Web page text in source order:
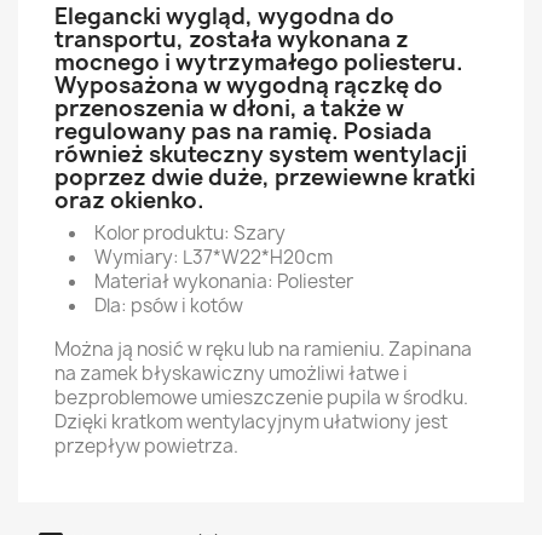
Elegancki wygląd, wygodna do
transportu, została wykonana z
mocnego i wytrzymałego poliesteru.
Wyposażona w wygodną rączkę do
przenoszenia w dłoni, a także w
regulowany pas na ramię. Posiada
również skuteczny system wentylacji
poprzez dwie duże, przewiewne kratki
oraz okienko.
Kolor produktu: Szary
Wymiary: L37*W22*H20cm
Materiał wykonania: Poliester
Dla: psów i kotów
Można ją nosić w ręku lub na ramieniu. Zapinana
na zamek błyskawiczny umożliwi łatwe i
bezproblemowe umieszczenie pupila w środku.
Dzięki kratkom wentylacyjnym ułatwiony jest
przepływ powietrza.